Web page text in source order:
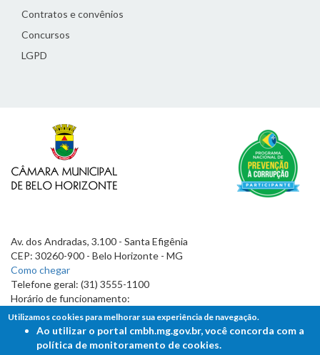
Contratos e convênios
Concursos
LGPD
Av. dos Andradas, 3.100 - Santa Efigênia
CEP: 30260-900 - Belo Horizonte - MG
Como chegar
Telefone geral: (31) 3555-1100
Horário de funcionamento:
7h às 19h
Utilizamos cookies para melhorar sua experiência de navegação.
Ao utilizar o portal cmbh.mg.gov.br, você concorda com a
política de monitoramento de cookies.